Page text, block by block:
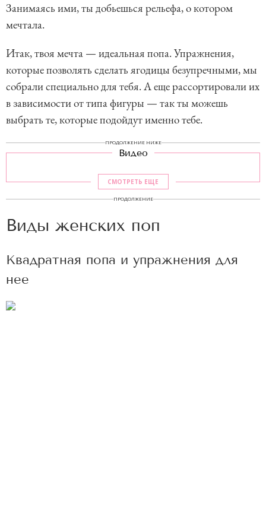
Занимаясь ими, ты добьешься рельефа, о котором
мечтала.
Итак, твоя мечта — идеальная попа. Упражнения,
которые позволять сделать ягодицы безупречными, мы
собрали специально для тебя. А еще рассортировали их
в зависимости от типа фигуры — так ты можешь
выбрать те, которые подойдут именно тебе.
ПРОДОЛЖЕНИЕ НИЖЕ
Видео
СМОТРЕТЬ ЕЩЕ
ПРОДОЛЖЕНИЕ
Виды женских поп
Квадратная попа и упражнения для
нее